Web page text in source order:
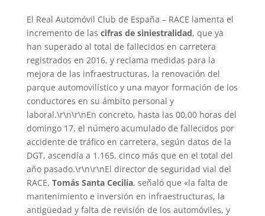
El Real Automóvil Club de España – RACE lamenta el
incremento de las cifras de siniestralidad, que ya
han superado al total de fallecidos en carretera
registrados en 2016, y reclama medidas para la
mejora de las infraestructuras, la renovación del
parque automovilístico y una mayor formación de los
conductores en su ámbito personal y
laboral.\r\n\r\nEn concreto, hasta las 00,00 horas del
domingo 17, el número acumulado de fallecidos por
accidente de tráfico en carretera, según datos de la
DGT, ascendía a 1.165, cinco más que en el total del
año pasado.\r\n\r\nEl director de seguridad vial del
RACE, Tomás Santa Cecilia, señaló que «la falta de
mantenimiento e inversión en infraestructuras, la
antigüedad y falta de revisión de los automóviles, y